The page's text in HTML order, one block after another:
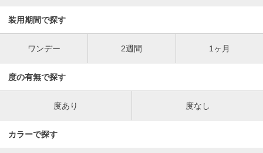
装用期間で探す
ワンデー 2週間 1ヶ月
度の有無で探す
度あり 度なし
カラーで探す